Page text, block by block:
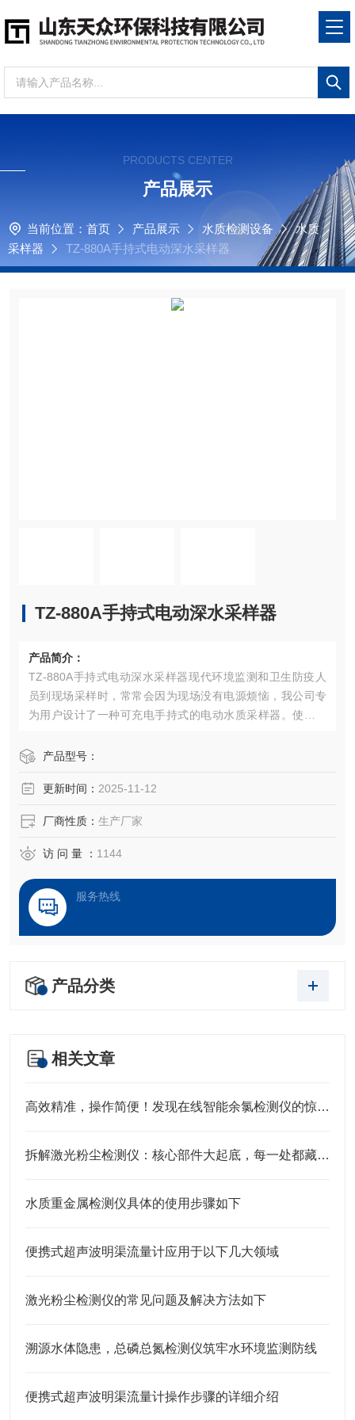
PRODUCTS CENTER
产品展示
当前位置： 首页 产品展示 水质检测设备
水质
采样器
TZ-880A手持式电动深水采样器
TZ-880A手持式电动深水采样器
产品简介：
TZ-880A手持式电动深水采样器现代环境监测和卫生防疫人
员到现场采样时，常常会因为现场没有电源烦恼，我公司专
为用户设计了一种可充电手持式的电动水质采样器。使用非
悬液体、可分层采样，吸程最深可达十米。
产品型号：
更新时间： 2025-11-12
厂商性质： 生产厂家
访 问 量 ： 1144
服务热线
产品分类
相关文章
高效精准，操作简便！发现在线智能余氯检测仪的惊人功能！
拆解激光粉尘检测仪：核心部件大起底，每一处都藏着精准监测的密码！
水质重金属检测仪具体的使用步骤如下
便携式超声波明渠流量计应用于以下几大领域
激光粉尘检测仪的常见问题及解决方法如下
溯源水体隐患，总磷总氮检测仪筑牢水环境监测防线
便携式超声波明渠流量计操作步骤的详细介绍